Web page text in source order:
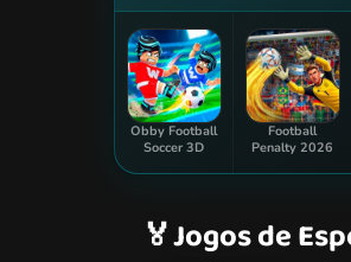
Obby Football
Soccer 3D
Football
Penalty 2026
🏅Jogos de